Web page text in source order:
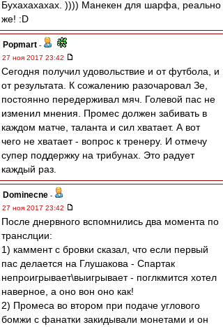
Бухахахахах. )))) Манекен для шарфа, реально
же! :D
Popmart -
27 ноя 2017 23:42
Сегодня получил удовольствие и от футбола, и
от результата. К сожалению разочаровал Зе,
постоянно передерживал мяч. Голевой пас не
изменил мнения. Промес должен забивать в
каждом матче, таланта и сил хватает. А вот
чего не хватает - вопрос к тренеру. И отмечу
супер поддержку на трибунах. Это радует
каждый раз.
Dominecne -
27 ноя 2017 23:42
После днервного вспомнились два момента по
транслции:
1) каммент с бровки сказал, что если первый
пас делается на Глушакова - Спартак
непроигрывает\выигрывает - поглкмится хотел
наверное, а оно вон оно как!
2) Промеса во втором при подаче углового
бомжи с фанатки закидывали монетами и он